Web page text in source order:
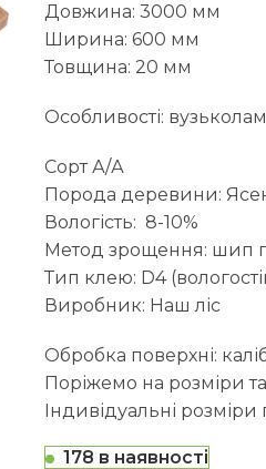
Довжина: 3000 мм
Ширина: 600 мм
Товщина: 20 мм
Особливості:
Сорт А/А
Порода деревини:
Вологість: 8-10%
Метод зрощення: шип
Тип клею: D4
Виробник: Наш ліс
Обробка поверхні:
Поріжемо на розміри
Індивідуальні
178 в наявності